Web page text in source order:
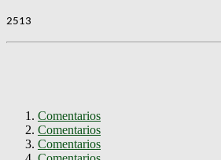
2513
Comentarios
Comentarios
Comentarios